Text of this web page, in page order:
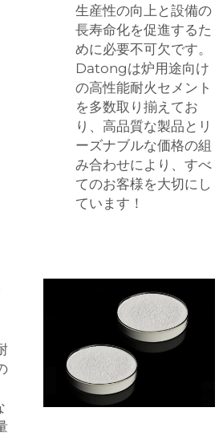
生産性の向上と設備の
長寿命化を促進するた
めに必要不可欠です。
Datongは炉用途向け
の高性能耐火セメント
を多数取り揃えてお
り、高品質な製品とリ
ーズナブルな価格の組
み合わせにより、すべ
てのお客様を大切にし
ています！